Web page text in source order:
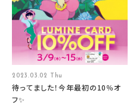
2023.03.02 Thu
待ってました！今年最初の10％オ
フ✨